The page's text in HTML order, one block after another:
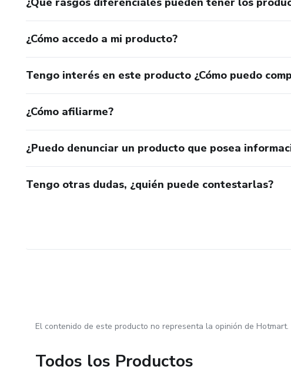
¿Cómo accedo a mi producto?
Tengo interés en este producto ¿Cómo puedo
¿Cómo afiliarme?
¿Puedo denunciar un producto que posea
Tengo otras dudas, ¿quién puede contestarlas?
El contenido de este producto no representa la opinión de
Todos los Productos